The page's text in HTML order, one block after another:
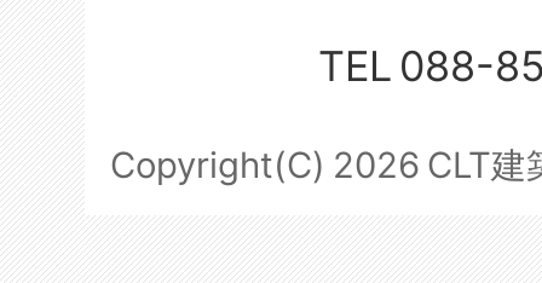
TEL 088-
Copyright(C) 2026 CLT建